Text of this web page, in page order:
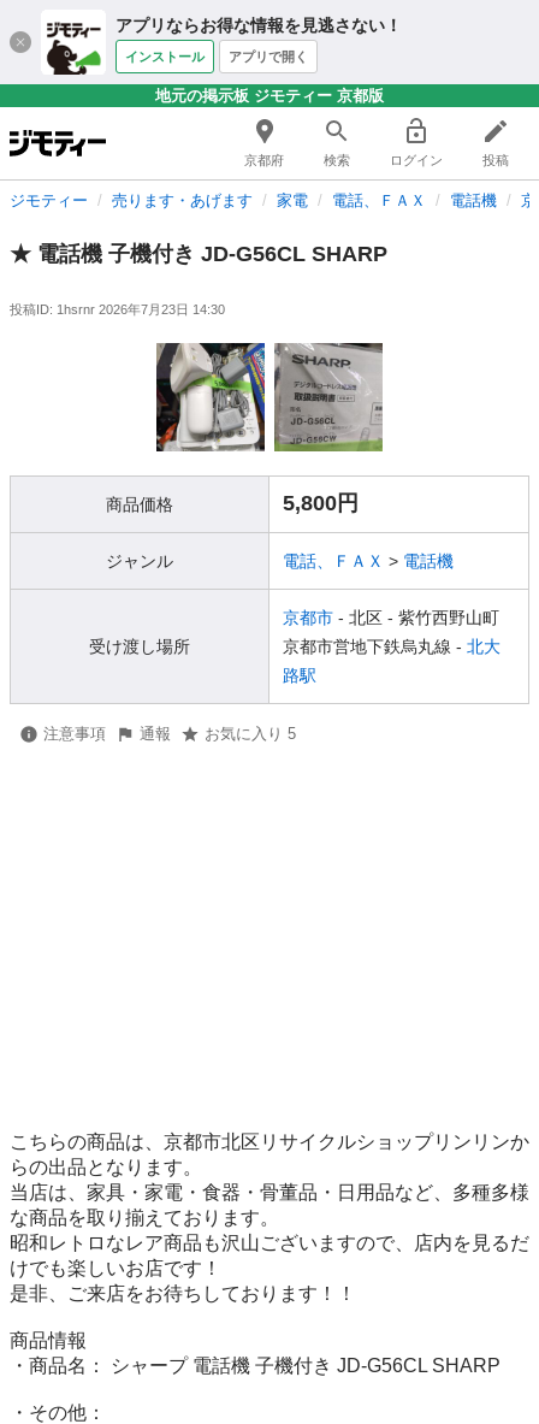
アプリならお得な情報を見逃さない！
インストール アプリで開く
地元の掲示板 ジモティー 京都版
京都府 検索 ログイン 投稿
ジモティー 売ります・あげます 家電 電話、ＦＡＸ 電話機
★ 電話機 子機付き JD-G56CL SHARP
投稿ID: 1hsrnr 2026年7月23日 14:30
商品価格 5,800円
ジャンル 電話、ＦＡＸ > 電話機
受け渡し場所
京都市 - 北区 - 紫竹西野山町
京都市営地下鉄烏丸線 - 北大
路駅
注意事項 通報 お気に入り 5
こちらの商品は、京都市北区リサイクルショップリンリンか
らの出品となります。
当店は、家具・家電・食器・骨董品・日用品など、多種多様
な商品を取り揃えております。
昭和レトロなレア商品も沢山ございますので、店内を見るだ
けでも楽しいお店です！
是非、ご来店をお待ちしております！！
商品情報
・商品名： シャープ 電話機 子機付き JD-G56CL SHARP
・その他：